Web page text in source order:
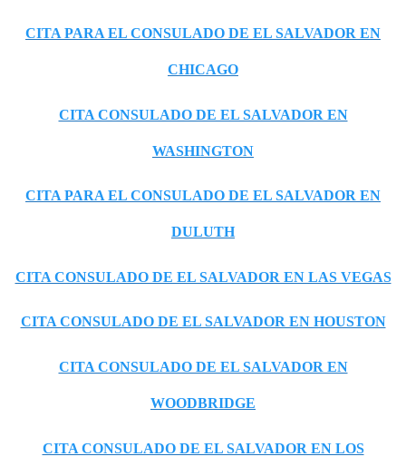
CITA PARA EL CONSULADO DE EL SALVADOR EN
CHICAGO
CITA CONSULADO DE EL SALVADOR EN
WASHINGTON
CITA PARA EL CONSULADO DE EL SALVADOR EN
DULUTH
CITA CONSULADO DE EL SALVADOR EN LAS VEGAS
CITA CONSULADO DE EL SALVADOR EN HOUSTON
CITA CONSULADO DE EL SALVADOR EN
WOODBRIDGE
CITA CONSULADO DE EL SALVADOR EN LOS